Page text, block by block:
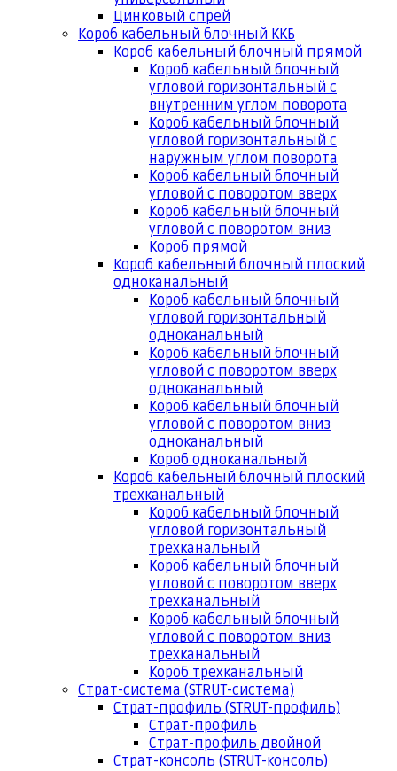
Цинковый спрей
Короб кабельный блочный ККБ
Короб кабельный блочный прямой
Короб кабельный блочный
угловой горизонтальный с
внутренним углом поворота
Короб кабельный блочный
угловой горизонтальный с
наружным углом поворота
Короб кабельный блочный
угловой с поворотом вверх
Короб кабельный блочный
угловой с поворотом вниз
Короб прямой
Короб кабельный блочный плоский
одноканальный
Короб кабельный блочный
угловой горизонтальный
одноканальный
Короб кабельный блочный
угловой с поворотом вверх
одноканальный
Короб кабельный блочный
угловой с поворотом вниз
одноканальный
Короб одноканальный
Короб кабельный блочный плоский
трехканальный
Короб кабельный блочный
угловой горизонтальный
трехканальный
Короб кабельный блочный
угловой с поворотом вверх
трехканальный
Короб кабельный блочный
угловой с поворотом вниз
трехканальный
Короб трехканальный
Страт-система (STRUT-система)
Страт-профиль (STRUT-профиль)
Страт-профиль
Страт-профиль двойной
Страт-консоль (STRUT-консоль)